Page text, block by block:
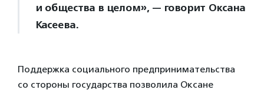
и общества в целом», — говорит Оксана
Касеева.
Поддержка социального предпринимательства
со стороны государства позволила Оксане